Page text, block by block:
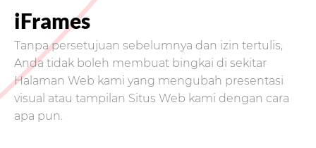
iFrames
Tanpa persetujuan sebelumnya dan izin tertulis,
Anda tidak boleh membuat bingkai di sekitar
Halaman Web kami yang mengubah presentasi
visual atau tampilan Situs Web kami dengan cara
apa pun.